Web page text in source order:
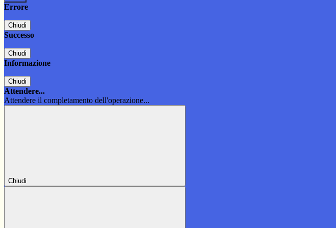
Errore
Chiudi
Successo
Chiudi
Informazione
Chiudi
Attendere...
Attendere il completamento dell'operazione...
Chiudi